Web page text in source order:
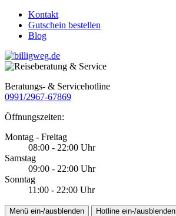
Kontakt
Gutschein bestellen
Blog
Beratungs- & Servicehotline
0991/2967-67869
Öffnungszeiten:
Montag - Freitag
08:00 - 22:00 Uhr
Samstag
09:00 - 22:00 Uhr
Sonntag
11:00 - 22:00 Uhr
Menü ein-/ausblenden Hotline ein-/ausblenden